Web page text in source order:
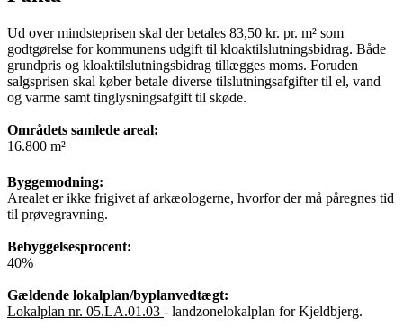
Ud over mindsteprisen skal der betales 83,50 kr. pr. m² som
godtgørelse for kommunens udgift til kloaktilslutningsbidrag. Både
grundpris og kloaktilslutningsbidrag tillægges moms. Foruden
salgsprisen skal køber betale diverse tilslutningsafgifter til el, vand
og varme samt tinglysningsafgift til skøde.
Områdets samlede areal:
16.800 m²
Byggemodning:
Arealet er ikke frigivet af arkæologerne, hvorfor der må påregnes tid
til prøvegravning.
Bebyggelsesprocent:
40%
Gældende lokalplan/byplanvedtægt:
Lokalplan nr. 05.LA.01.03 - landzonelokalplan for Kjeldbjerg.